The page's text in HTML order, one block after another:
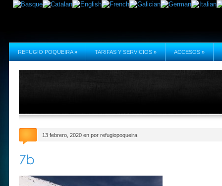
REFUGIO POQUEIRA » TARIFAS Y SERVICIOS » ACCESOS »
13 febrero, 2020 en por refugiopoqueira